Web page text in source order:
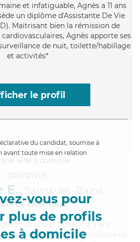
et infatiguable, Agnès a 11 ans
un diplôme d'Assistante De Vie
Maitrisant bien la rémission de
Agnès apporte ses
de nuit, toilette/habillage
et activités*
le profil
du candidat, soumise à
avant toute mise en relation
vous pour
plus de profils
à domicile
SPORTIVE
E., Salins-les-Bains
de chez Vous
et altruiste, Ophélie a 9 ans
un diplôme d'État d'Auxiliaire de